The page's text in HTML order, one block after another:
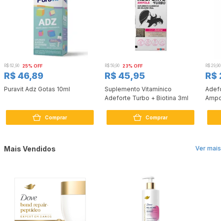
R$ 62,90 25% OFF
R$ 46,89
Puravit Adz Gotas 10ml
Comprar
R$ 59,90 23% OFF
R$ 45,95
Suplemento Vitamínico
Adeforte Turbo + Biotina 3ml
Comprar
R$ 29,90
R$
Ver mais
Mais Vendidos